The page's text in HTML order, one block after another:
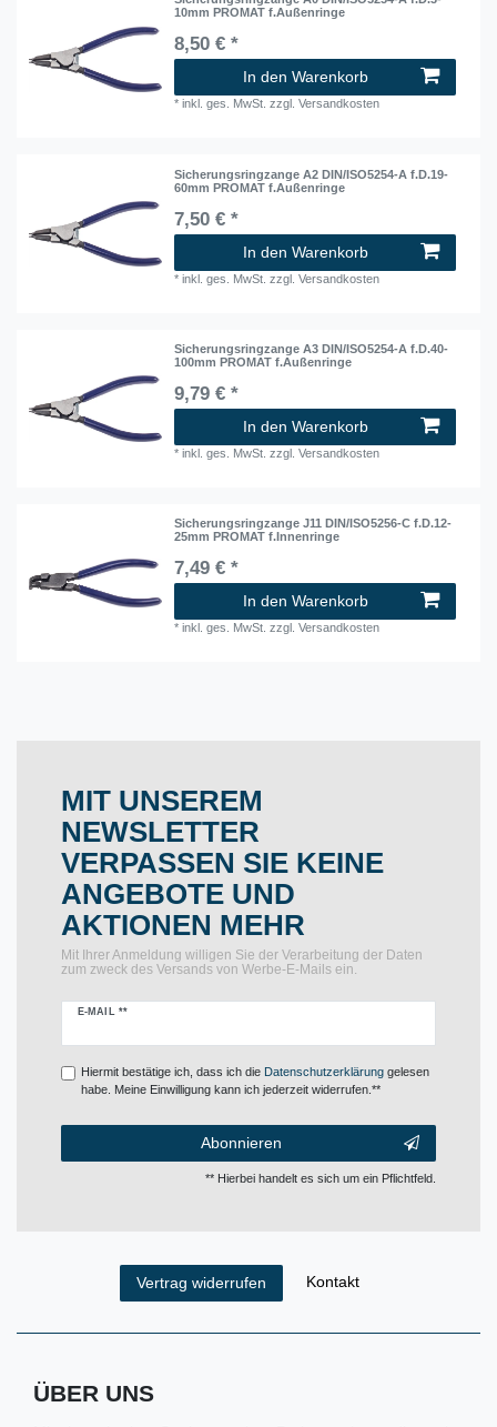
10mm PROMAT f.Außenringe
8,50 € *
In den Warenkorb
*inkl. ges. MwSt. zzgl.Versandkosten
Sicherungsringzange A2 DIN/ISO5254-A f.D.19-
60mm PROMAT f.Außenringe
7,50 € *
In den Warenkorb
*inkl. ges. MwSt. zzgl.Versandkosten
Sicherungsringzange A3 DIN/ISO5254-A f.D.40-
100mm PROMAT f.Außenringe
9,79 € *
In den Warenkorb
*inkl. ges. MwSt. zzgl.Versandkosten
Sicherungsringzange J11 DIN/ISO5256-C f.D.12-
25mm PROMAT f.Innenringe
7,49 € *
In den Warenkorb
*inkl. ges. MwSt. zzgl.Versandkosten
MIT UNSEREM
NEWSLETTER
VERPASSEN SIE KEINE
ANGEBOTE UND
AKTIONEN MEHR
Mit Ihrer Anmeldung willigen Sie der Verarbeitung der Daten
zum zweck des Versands von Werbe-E-Mails ein.
E-MAIL **
Newsletter
Hiermit bestätige ich, dass ich die Daten­schutz­erklärunggelesen
habe. Meine Einwilligung kann ich jederzeit widerrufen.**
Abonnieren
** Hierbei handelt es sich um ein Pflichtfeld.
Vertrag widerrufen Kontakt
ÜBER UNS